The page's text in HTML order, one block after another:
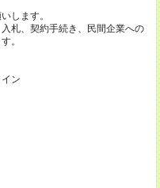
します。
札、契約手続き、民間企業への
。
ン